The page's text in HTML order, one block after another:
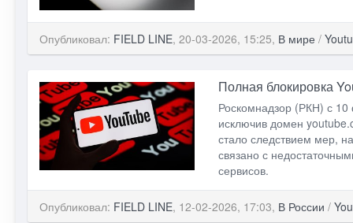
Опубликовал: FIELD LINE, 20-03-2026, 15:25, В мире /
Полная блокировка
Роскомнадзор (РКН) с 10
исключив домен
стало следствием мер,
связано с
сервисов.
Опубликовал: FIELD LINE, 12-02-2026, 17:03, В России /